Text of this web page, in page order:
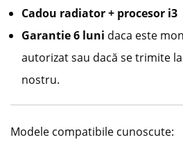
Cadou radiator + procesor i3
Garantie 6 luni daca este
autorizat sau dacă se trimite
nostru.
Modele compatibile cunoscute: